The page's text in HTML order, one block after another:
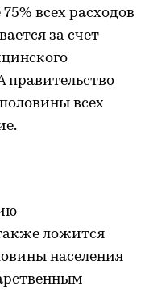
всех расходов
за счет
правительство
всех
ложится
населения